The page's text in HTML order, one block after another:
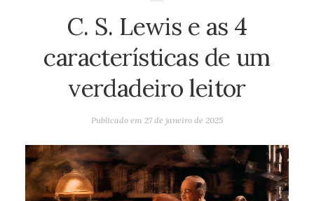
C. S. Lewis e as 4
características de um
verdadeiro leitor
Publicado em 27 de janeiro de 2025